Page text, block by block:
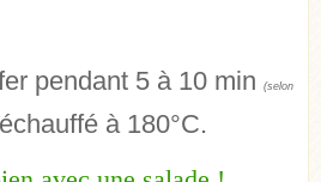
pendant 5 à 10 min (selon
à 180°C.